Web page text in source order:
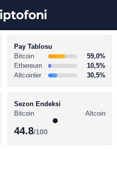
Pay Tablosu
Bitcoin
59,0%
Ethereum
10,5%
Altcoinler
30,5%
Sezon Endeksi
Bitcoin
Altcoin
44.8/100